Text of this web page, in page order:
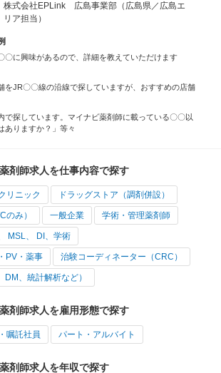
株式会社EPLink 広島事業部（広島県／広島エ
リア担当）
〇に興味があるので、詳細を教えていただけます
をJR〇〇線の沿線で探していますが、おすすめの店舗
で探しています。マイナビ薬剤師に載っている〇〇以
ありますか？」等々
剤師求人を仕事内容で探す
リニック ドラッグストア（調剤併設）
のみ） 一般企業 学術・管理薬剤師
MSL、 DI、学術
PV・薬事 治験コーディネーター（CRC）
、統計解析など）
剤師求人を雇用形態で探す
嘱託社員 パート・アルバイト
剤師求人を年収で探す